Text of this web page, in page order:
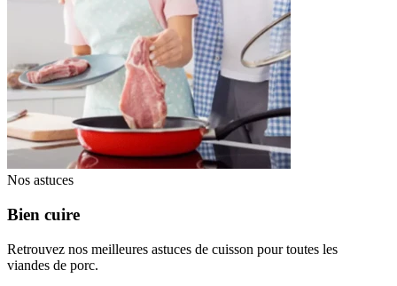
Nos astuces
Bien cuire
Retrouvez nos meilleures astuces de cuisson pour toutes les
viandes de porc.